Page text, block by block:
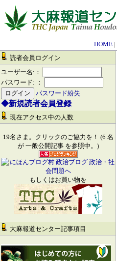
HOME|
読者会員ログイン
ユーザー名:：
パスワード: ：
パスワード紛失
◆新規読者会員登録
現在アクセス中の人数
19名さま。クリックのご協力を！ (6 名
が 一般公開記事 を参照中。)
もしくはお買い物を
大麻報道センター記事項目